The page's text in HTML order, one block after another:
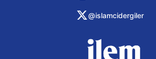
@islamcidergiler